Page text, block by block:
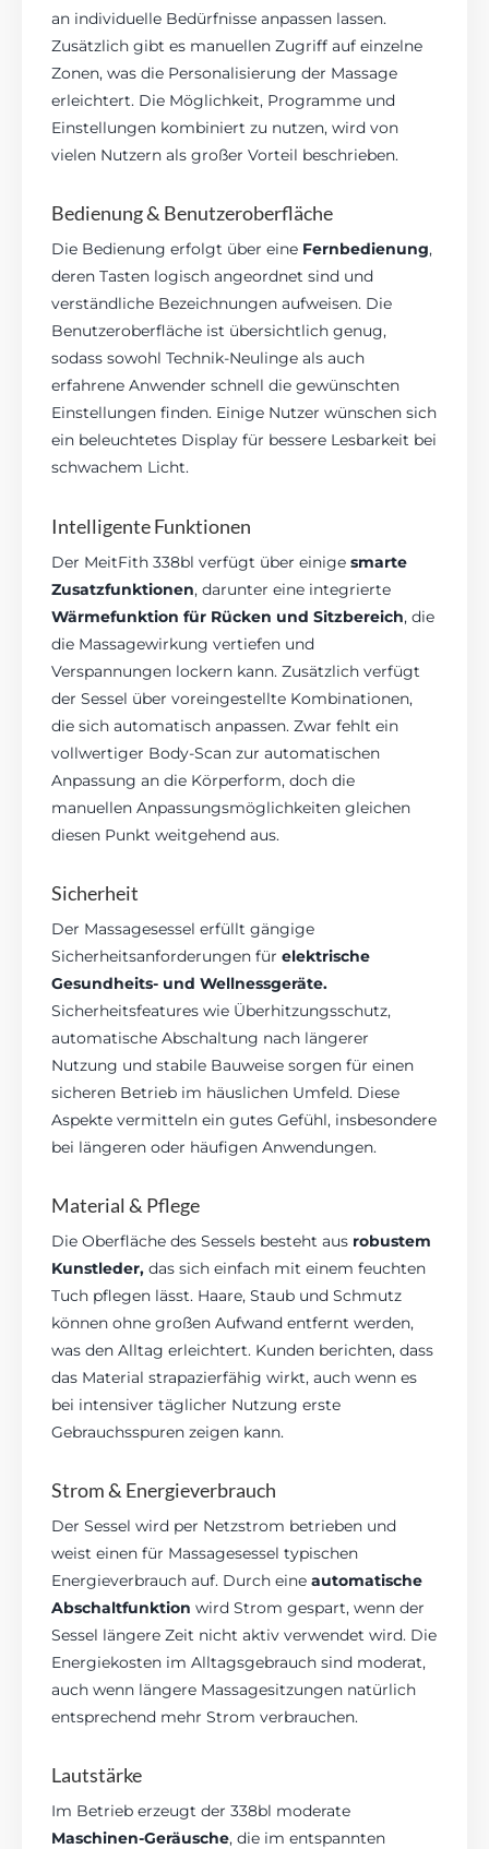
an individuelle Bedürfnisse anpassen lassen.
Zusätzlich gibt es manuellen Zugriff auf einzelne
Zonen, was die Personalisierung der Massage
erleichtert. Die Möglichkeit, Programme und
Einstellungen kombiniert zu nutzen, wird von
vielen Nutzern als großer Vorteil beschrieben.
Bedienung & Benutzeroberfläche
Die Bedienung erfolgt über eine Fernbedienung,
deren Tasten logisch angeordnet sind und
verständliche Bezeichnungen aufweisen. Die
Benutzeroberfläche ist übersichtlich genug,
sodass sowohl Technik-Neulinge als auch
erfahrene Anwender schnell die gewünschten
Einstellungen finden. Einige Nutzer wünschen sich
ein beleuchtetes Display für bessere Lesbarkeit bei
schwachem Licht.
Intelligente Funktionen
Der MeitFith 338bl verfügt über einigesmarte
Zusatzfunktionen, darunter eine integrierte
Wärmefunktion für Rücken und Sitzbereich, die
die Massagewirkung vertiefen und
Verspannungen lockern kann. Zusätzlich verfügt
der Sessel über voreingestellte Kombinationen,
die sich automatisch anpassen. Zwar fehlt ein
vollwertiger Body-Scan zur automatischen
Anpassung an die Körperform, doch die
manuellen Anpassungsmöglichkeiten gleichen
diesen Punkt weitgehend aus.
Sicherheit
Der Massagesessel erfüllt gängige
Sicherheitsanforderungen fürelektrische
Gesundheits- und Wellnessgeräte.
Sicherheitsfeatures wie Überhitzungsschutz,
automatische Abschaltung nach längerer
Nutzung und stabile Bauweise sorgen für einen
sicheren Betrieb im häuslichen Umfeld. Diese
Aspekte vermitteln ein gutes Gefühl, insbesondere
bei längeren oder häufigen Anwendungen.
Material & Pflege
Die Oberfläche des Sessels besteht aus robustem
Kunstleder, das sich einfach mit einem feuchten
Tuch pflegen lässt. Haare, Staub und Schmutz
können ohne großen Aufwand entfernt werden,
was den Alltag erleichtert. Kunden berichten, dass
das Material strapazierfähig wirkt, auch wenn es
bei intensiver täglicher Nutzung erste
Gebrauchsspuren zeigen kann.
Strom & Energieverbrauch
Der Sessel wird per Netzstrom betrieben und
weist einen für Massagesessel typischen
Energieverbrauch auf. Durch eineautomatische
Abschaltfunktion wird Strom gespart, wenn der
Sessel längere Zeit nicht aktiv verwendet wird. Die
Energiekosten im Alltagsgebrauch sind moderat,
auch wenn längere Massagesitzungen natürlich
entsprechend mehr Strom verbrauchen.
Lautstärke
Im Betrieb erzeugt der 338bl moderate
Maschinen-Geräusche, die im entspannten